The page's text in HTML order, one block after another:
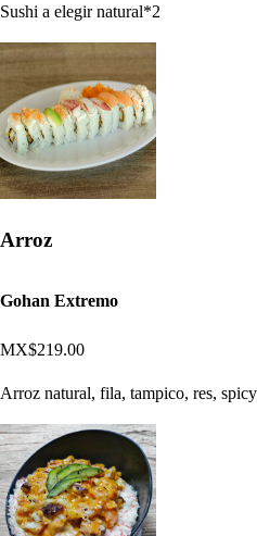
Sushi a elegir natural*2
Arroz
Gohan Extremo
MX$219.00
Arroz natural, fila, tampico, res,